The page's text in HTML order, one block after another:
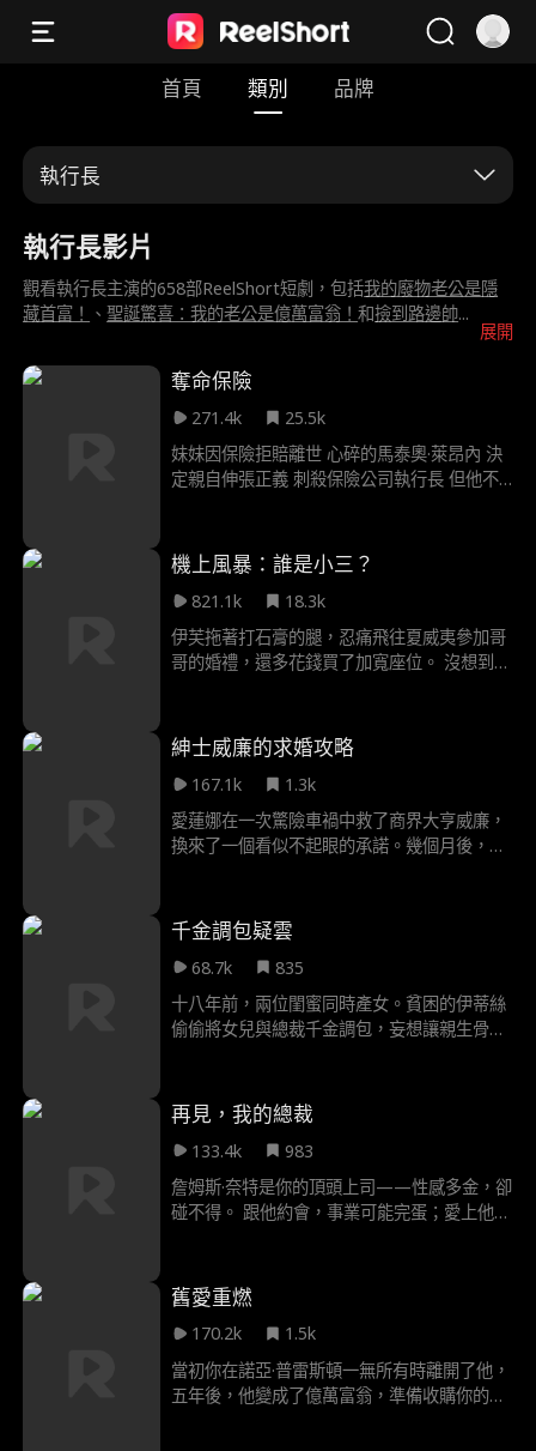
首頁 類別 品牌
執行長
執行長影片
展開
觀看執行長主演的658部ReelShort短劇，包括我的廢物老公是隱
藏首富！ 、聖誕驚喜：我的老公是億萬富翁！和撿到路邊帥...
奪命保險
271.4k
25.5k
妹妹因保險拒賠離世 心碎的馬泰奧·萊昂內 決
定親自伸張正義 刺殺保險公司執行長 但他不
方 沿途留下線索放話 迅速成為平民英雄 替被
噤聲的弱勢發聲
機上風暴：誰是小三？
821.1k
18.3k
伊芙拖著打石膏的腿，忍痛飛往夏威夷參加哥
哥的婚禮，還多花錢買了加寬座位。 沒想到，
至攻擊機長導致迫降！ 更扯的是，潑婦的妹妹
克拉拉趕來助陣，一見伊芙就甩巴掌——「妳
這賤人，竟敢勾引我未婚夫！」……但伊芙根
本是未婚夫的親妹妹！婚禮毀了、克拉拉進了
監獄，這場荒謬鬧劇，誰才是真正的惡人？
紳士威廉的求婚攻略
167.1k
1.3k
愛蓮娜在一次驚險車禍中救了商界大亨威廉，
換來了一個看似不起眼的承諾。幾個月後，威
果斷解除婚約，卻也陷入祖母病情惡化與未完
成婚禮心願的雙重壓力。為了完成祖母的願
望，她向威廉提出簽下一年秘密婚約。 威廉視
此為追求真愛的最佳機會，當他守護她的同
時，愛蓮娜的心也逐漸被打動。 秘密婚約背
千金調包疑雲
68.7k
835
十八年前，兩位閨蜜同時產女。貧困的伊蒂絲
偷偷將女兒與總裁千金調包，妄想讓親生骨肉
的計劃即將成功之際，卻驚覺自己虐待多年的
「別人的女兒」，竟是親生骨肉……
再見，我的總裁
133.4k
983
詹姆斯·奈特是你的頂頭上司——性感多金，卻
碰不得。 跟他約會，事業可能完蛋；愛上他，
舊愛重燃
170.2k
1.5k
當初你在諾亞·普雷斯頓一無所有時離開了他，
五年後，他變成了億萬富翁，準備收購你的公